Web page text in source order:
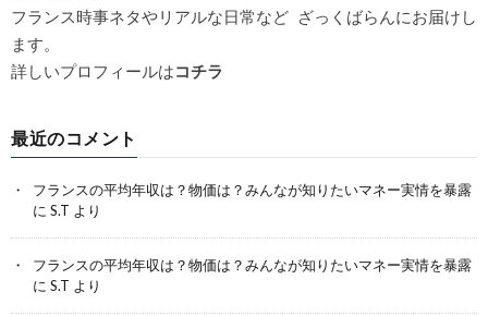
フランス時事ネタやリアルな日常など ざっくばらんにお届けし
ます。
詳しいプロフィールはコチラ
最近のコメント
フランスの平均年収は？物価は？みんなが知りたいマネー実情を暴露
に S.T より
フランスの平均年収は？物価は？みんなが知りたいマネー実情を暴露
に S.T より